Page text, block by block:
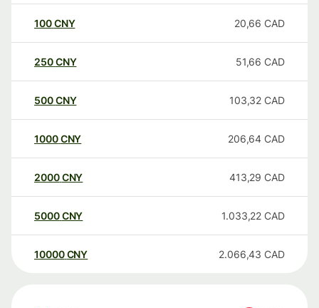
100CNY 20,66 CAD
250CNY 51,66 CAD
500CNY 103,32 CAD
1000CNY 206,64 CAD
2000CNY 413,29 CAD
5000CNY 1.033,22 CAD
10000 CNY 2.066,43 CAD